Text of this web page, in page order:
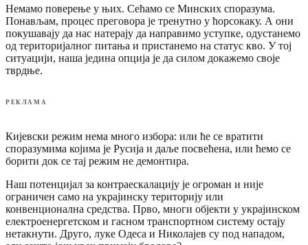
Немамо поверење у њих. Сећамо се Минских споразума.
Понављам, процес преговора је тренутно у ћорсокаку. А они
покушавају да нас натерају да направимо уступке, одустанемо
од територијалног питања и пристанемо на статус кво. У тој
ситуацији, наша једина опција је да силом докажемо своје
тврдње.
РЕКЛАМА
Кијевски режим нема много избора: или ће се вратити
споразумима којима је Русија и даље посвећена, или ћемо се
борити док се тај режим не демонтира.
Наш потенцијал за контраескалацију је огроман и није
ограничен само на украјинску територију или
конвенционална средства. Прво, многи објекти у украјинском
електроенергетском и гасном транспортном систему остају
нетакнути. Друго, луке Одеса и Николајев су под нападом,